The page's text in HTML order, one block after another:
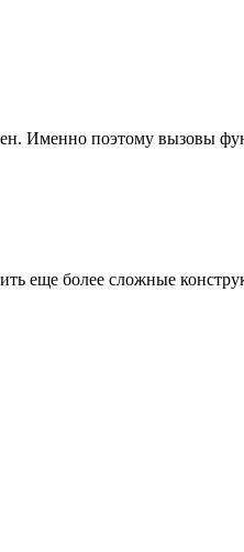
Именно поэтому вызовы
еще более сложные